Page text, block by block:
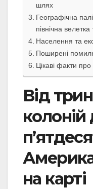
шлях
Географічна
північна
Населення та
Поширені
Цікаві факти
Від
колоній
на карті